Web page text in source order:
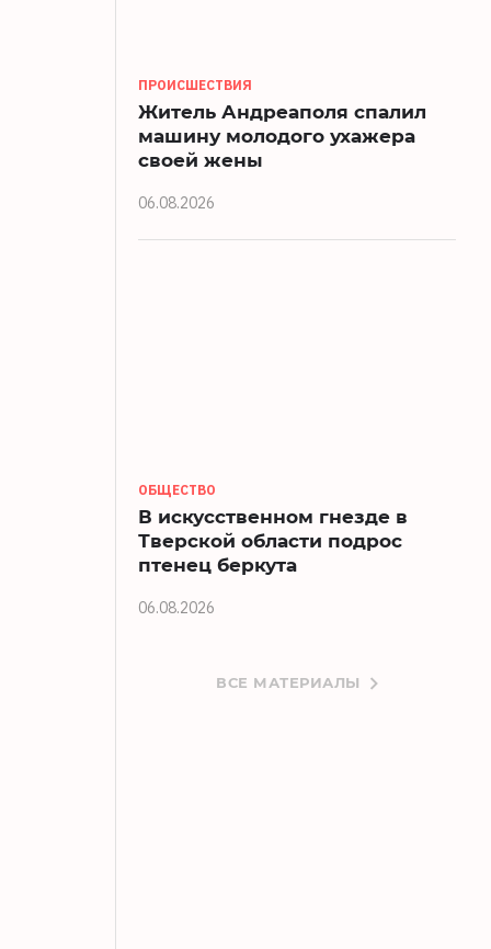
ПРОИСШЕСТВИЯ
Житель Андреаполя спалил
машину молодого ухажера
своей жены
06.08.2026
ОБЩЕСТВО
В искусственном гнезде в
Тверской области подрос
птенец беркута
06.08.2026
ВСЕ МАТЕРИАЛЫ